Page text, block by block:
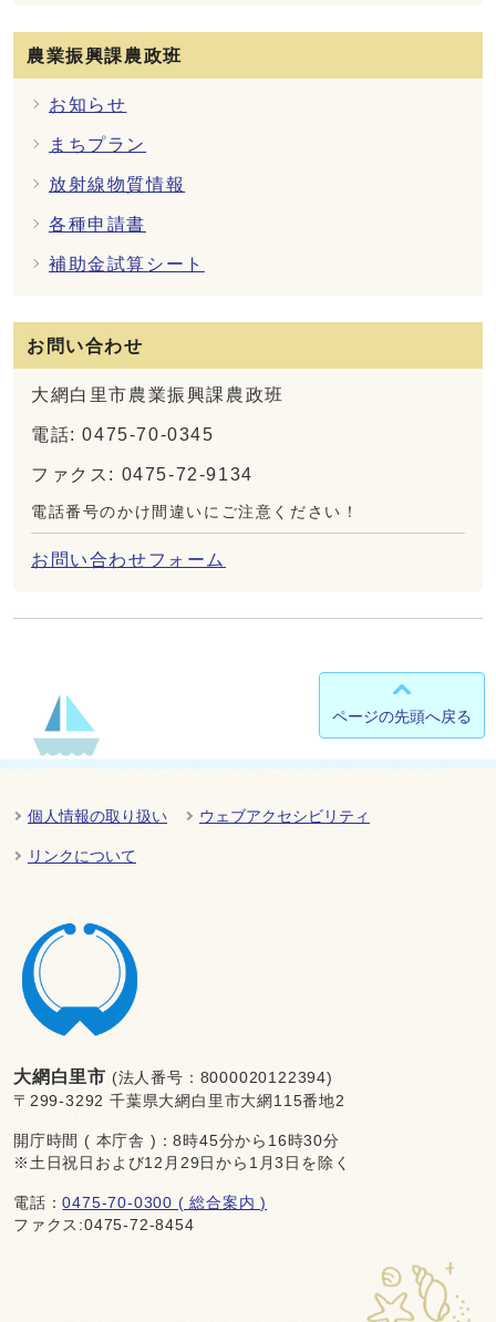
農業振興課農政班
お知らせ
まちプラン
放射線物質情報
各種申請書
補助金試算シート
お問い合わせ
大網白里市農業振興課農政班
電話: 0475-70-0345
ファクス: 0475-72-9134
電話番号のかけ間違いにご注意ください！
お問い合わせフォーム
ページの先頭へ戻る
個人情報の取り扱い ウェブアクセシビリティ
リンクについて
大網白里市 (法人番号：8000020122394)
〒299-3292 千葉県大網白里市大網115番地2
開庁時間 ( 本庁舎 )：8時45分から16時30分
※土日祝日および12月29日から1月3日を除く
電話：0475-70-0300 ( 総合案内 )
ファクス:0475-72-8454